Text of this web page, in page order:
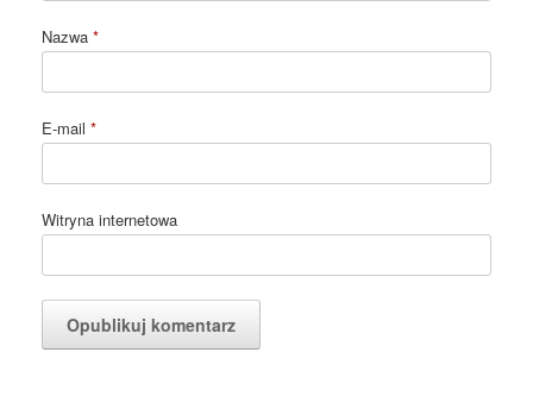
Nazwa *
E-mail *
Witryna internetowa